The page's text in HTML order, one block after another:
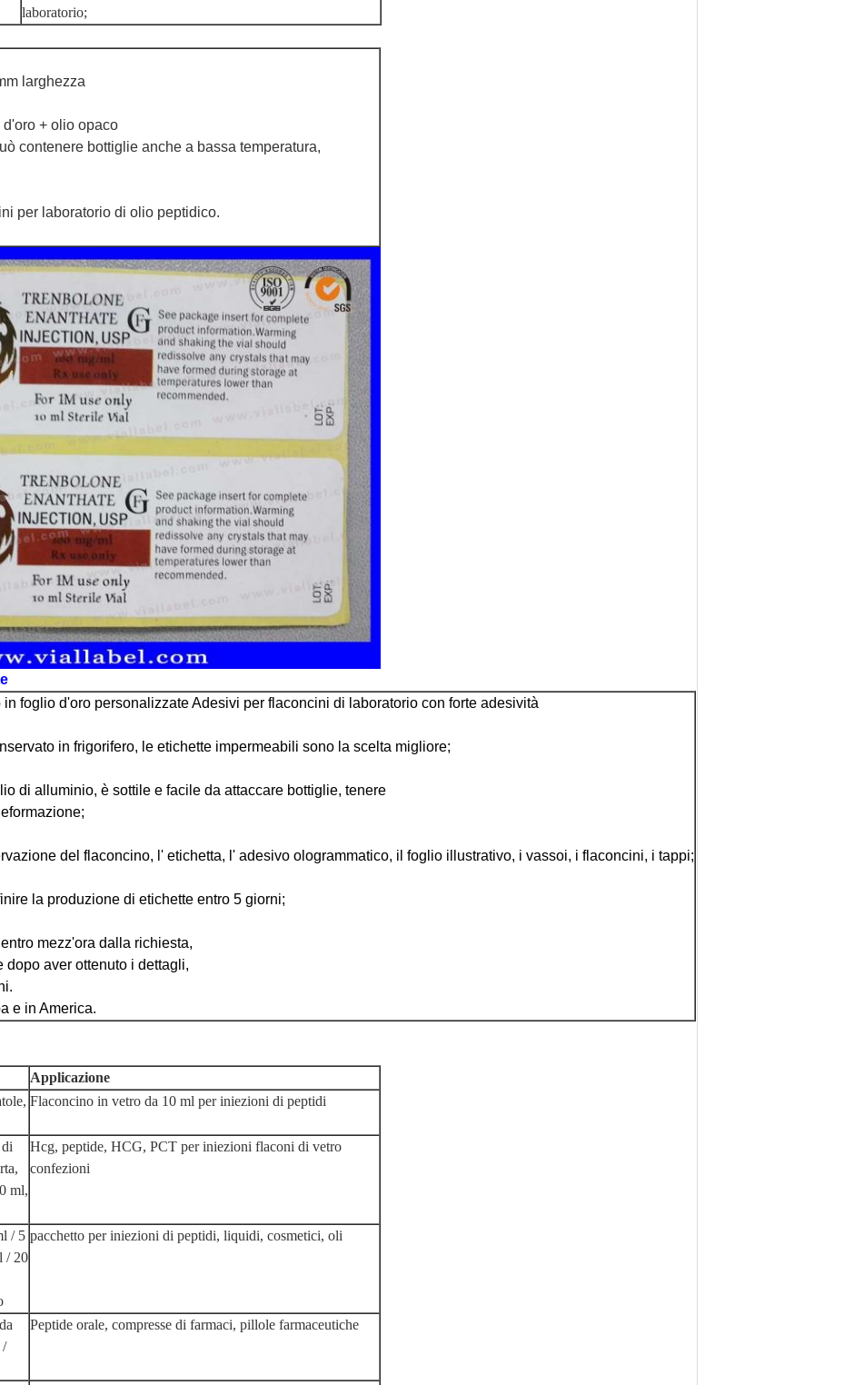
laboratorio;
larghezza
+ olio opaco
contenere bottiglie anche a bassa temperatura,
per laboratorio di olio peptidico.
foglio d'oro personalizzate Adesivi per flaconcini di laboratorio con forte adesività
in frigorifero, le etichette impermeabili sono la scelta migliore;
di alluminio, è sottile e facile da attaccare bottiglie, tenere
del flaconcino, l' etichetta, l' adesivo ologrammatico, il foglio illustrativo, i vassoi, i flaconcini, i tappi;
la produzione di etichette entro 5 giorni;
mezz'ora dalla richiesta,
dopo aver ottenuto i dettagli,
e in America.
Applicazione
Flaconcino in vetro da 10 ml per iniezioni di peptidi
ml,
Hcg, peptide, HCG, PCT per iniezioni flaconi di vetro
confezioni
/ 5
/ 20
pacchetto per iniezioni di peptidi, liquidi, cosmetici, oli
/
Peptide orale, compresse di farmaci, pillole farmaceutiche